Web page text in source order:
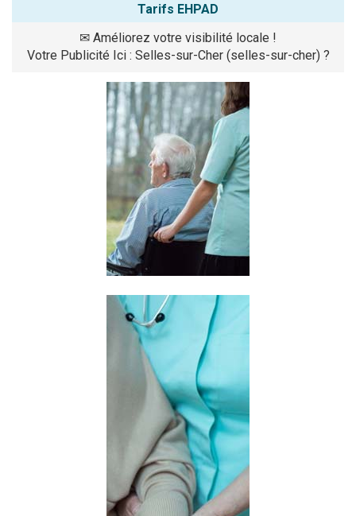
Tarifs EHPAD
✉ Améliorez votre visibilité locale !
Votre Publicité Ici : Selles-sur-Cher (selles-sur-cher) ?